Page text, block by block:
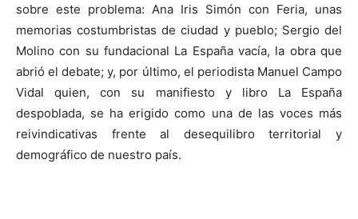
sobre este problema: Ana Iris Simón con Feria, unas
memorias costumbristas de ciudad y pueblo; Sergio del
Molino con su fundacional La España vacía, la obra que
abrió el debate; y, por último, el periodista Manuel Campo
Vidal quien, con su manifiesto y libro La España
despoblada, se ha erigido como una de las voces más
reivindicativas frente al desequilibro territorial y
demográfico de nuestro país.